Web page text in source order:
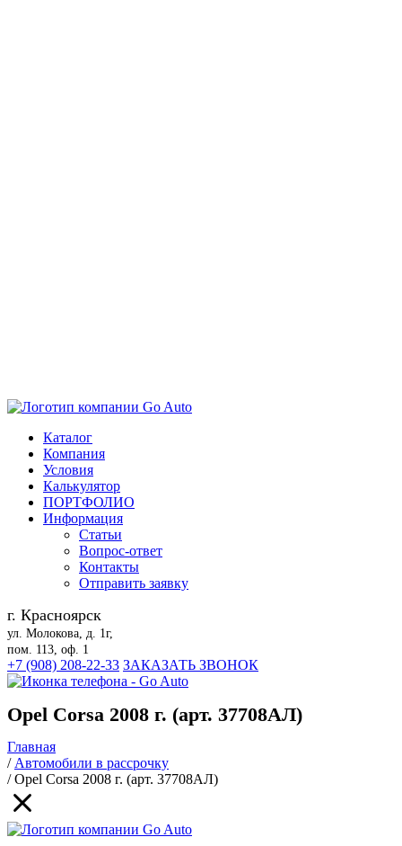
Каталог
Компания
Условия
Калькулятор
ПОРТФОЛИО
Информация
Статьи
Вопрос-ответ
Контакты
Отправить заявку
г. Красноярск
ул. Молокова, д. 1г,
пом. 113, оф. 1
+7 (908) 208-22-33 ЗАКАЗАТЬ ЗВОНОК
Opel Corsa 2008 г. (арт. 37708АЛ)
Главная
/Автомобили в рассрочку
/Opel Corsa 2008 г. (арт. 37708АЛ)